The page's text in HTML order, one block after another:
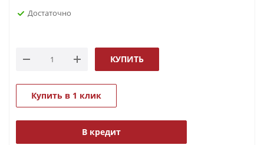
Достаточно
КУПИТЬ
Купить в 1 клик
В кредит